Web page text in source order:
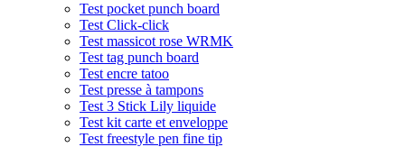
Test pocket punch board
Test Click-click
Test massicot rose WRMK
Test tag punch board
Test encre tatoo
Test presse à tampons
Test 3 Stick Lily liquide
Test kit carte et enveloppe
Test freestyle pen fine tip